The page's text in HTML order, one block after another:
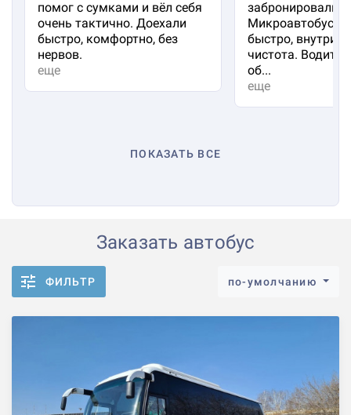
помог с сумками и вёл себя
очень тактично. Доехали
быстро, комфортно, без
нервов.
еще
забронировали
Микроавтобус
быстро, внутри
чистота.
об...
еще
ПОКАЗАТЬ ВСЕ
Заказать автобус
ФИЛЬТР по-умолчанию